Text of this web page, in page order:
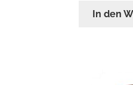
In den